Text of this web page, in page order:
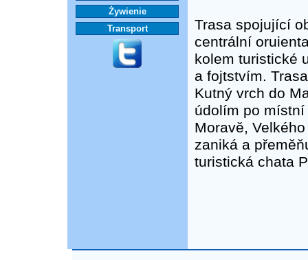
Żywienie
Transport
Trasa spojující
centrální
kolem turistické
a fojtstvím.
Kutný vrch do
údolím po
Moravě,
zaniká a
turistická chata